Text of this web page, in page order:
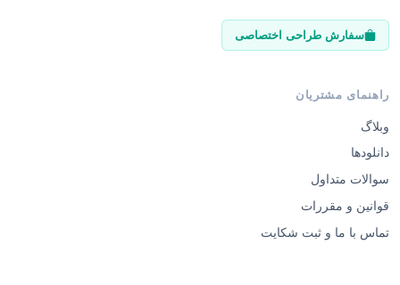
سفارش طراحی اختصاصی
راهنمای مشتریان
وبلاگ
دانلودها
سوالات متداول
قوانین و مقررات
تماس با ما و ثبت شکایت